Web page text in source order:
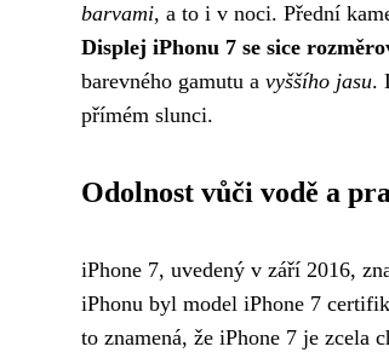
barvami, a to i v noci. Přední
Displej iPhonu 7 se sice
barevného gamutu a vyššího jasu.
přímém slunci.
Odolnost vůči vodě a
iPhone 7, uvedený v září 2016,
iPhonu byl model iPhone 7
to znamená, že iPhone 7 je zcela